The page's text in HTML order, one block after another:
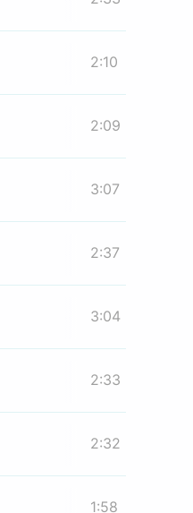
2:10
2:09
3:07
2:37
3:04
2:33
2:32
1:58